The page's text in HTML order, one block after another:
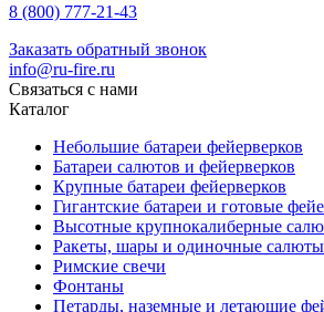
8 (800) 777-21-43
Заказать обратный звонок
info@ru-fire.ru
Связаться с нами
Каталог
Небольшие батареи фейерверков
Батареи салютов и фейерверков
Крупные батареи фейерверков
Гигантские батареи и готовые
Высотные крупнокалиберные
Ракеты, шары и одиночные салюты
Римские свечи
Фонтаны
Петарды, наземные и летающие